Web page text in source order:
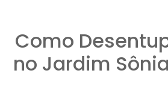
Como
no Jardim